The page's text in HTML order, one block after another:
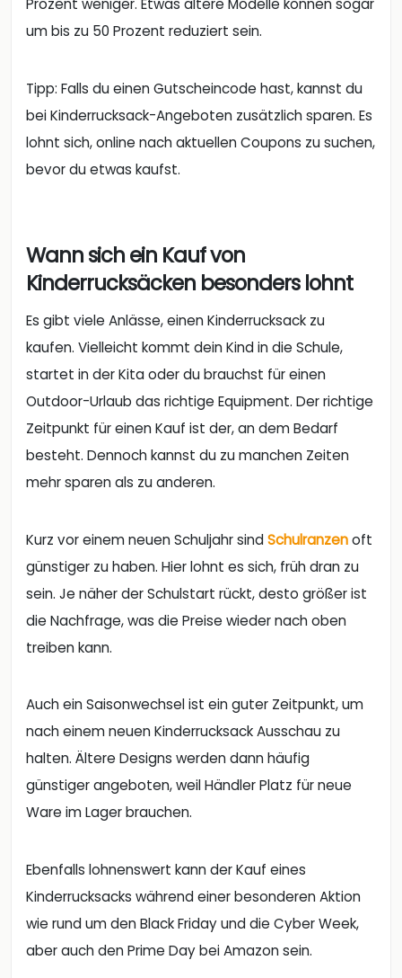
Prozent weniger. Etwas ältere Modelle können sogar
um bis zu 50 Prozent reduziert sein.
Tipp: Falls du einen Gutscheincode hast, kannst du
bei Kinderrucksack-Angeboten zusätzlich sparen. Es
lohnt sich, online nach aktuellen Coupons zu suchen,
bevor du etwas kaufst.
Wann sich ein Kauf von
Kinderrucksäcken besonders lohnt
Es gibt viele Anlässe, einen Kinderrucksack zu
kaufen. Vielleicht kommt dein Kind in die Schule,
startet in der Kita oder du brauchst für einen
Outdoor-Urlaub das richtige Equipment. Der richtige
Zeitpunkt für einen Kauf ist der, an dem Bedarf
besteht. Dennoch kannst du zu manchen Zeiten
mehr sparen als zu anderen.
Kurz vor einem neuen Schuljahr sindSchulranzenoft
günstiger zu haben. Hier lohnt es sich, früh dran zu
sein. Je näher der Schulstart rückt, desto größer ist
die Nachfrage, was die Preise wieder nach oben
treiben kann.
Auch ein Saisonwechsel ist ein guter Zeitpunkt, um
nach einem neuen Kinderrucksack Ausschau zu
halten. Ältere Designs werden dann häufig
günstiger angeboten, weil Händler Platz für neue
Ware im Lager brauchen.
Ebenfalls lohnenswert kann der Kauf eines
Kinderrucksacks während einer besonderen Aktion
wie rund um den Black Friday und die Cyber Week,
aber auch den Prime Day bei Amazon sein.